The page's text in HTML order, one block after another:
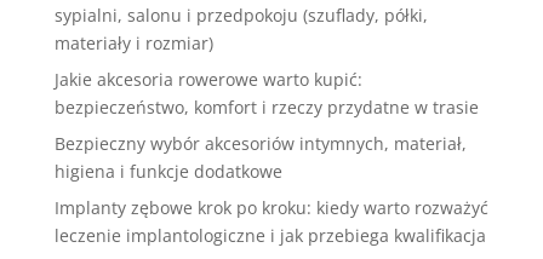
sypialni, salonu i przedpokoju (szuflady, półki,
materiały i rozmiar)
Jakie akcesoria rowerowe warto kupić:
bezpieczeństwo, komfort i rzeczy przydatne w trasie
Bezpieczny wybór akcesoriów intymnych, materiał,
higiena i funkcje dodatkowe
Implanty zębowe krok po kroku: kiedy warto rozważyć
leczenie implantologiczne i jak przebiega kwalifikacja